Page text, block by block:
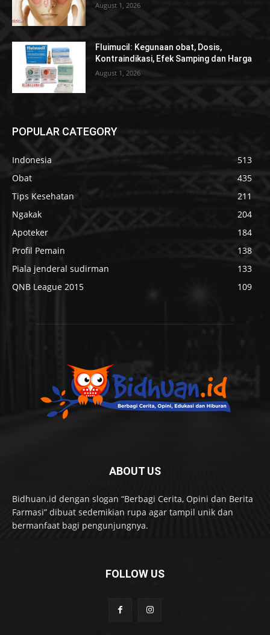
August 1, 2026
Fluimucil: Kegunaan obat, Dosis,
Kontraindikasi, Efek Samping dan Harga
August 1, 2026
POPULAR CATEGORY
Indonesia
513
Obat
435
Tips Kesehatan
211
Ngakak
204
Apoteker
184
Profil Pemain
138
Piala jenderal sudirman
133
QNB League 2015
109
ABOUT US
Bidhuan.id dengan slogan “Berbagi Cerita, Opini dan Berita
Farmasi” dibuat sedemikian rupa agar tampil unik dan
bermanfaat bagi pengunjungnya.
FOLLOW US